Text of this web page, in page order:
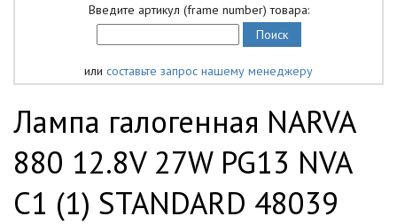
Введите артикул (frame number) товара:
или составьте запрос нашему менеджеру
Лампа галогенная NARVA
880 12.8V 27W PG13 NVA
C1 (1) STANDARD 48039